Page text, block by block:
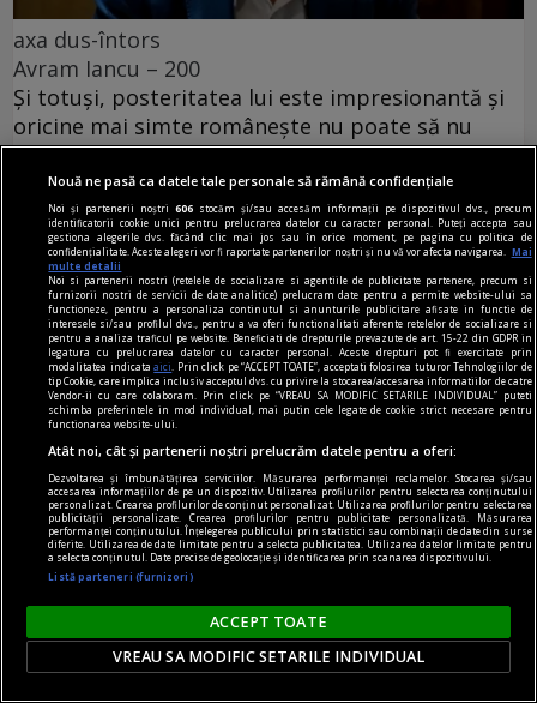
axa dus-întors
Avram Iancu – 200
Și totuși, posteritatea lui este impresionantă și
oricine mai simte românește nu poate să nu
simtă o înaltă emoție gîndindu-se la el.
Sever VOINESCU
accent pe istorie
Lech Walesa, din istorie și din prezent
Stocul pare limitat, istoria continuă.
Mihaela SIMINA
Nouă ne pasă ca datele tale personale să rămână confidențiale
Noi și partenerii noștri606 stocăm și/sau accesăm informații pe dispozitivul dvs., precum
identificatorii cookie unici pentru prelucrarea datelor cu caracter personal. Puteți accepta sau
gestiona alegerile dvs. făcând clic mai jos sau în orice moment, pe pagina cu politica de
confidențialitate. Aceste alegeri vor fi raportate partenerilor noștri și nu vă vor afecta navigarea.
Mai
multe detalii
Noi si partenerii nostri (retelele de socializare si agentiile de publicitate partenere, precum si
furnizorii nostri de servicii de date analitice) prelucram date pentru a permite website-ului sa
functioneze, pentru a personaliza continutul si anunturile publicitare afisate in functie de
interesele si/sau profilul dvs., pentru a va oferi functionalitati aferente retelelor de socializare si
pentru a analiza traficul pe website. Beneficiati de drepturile prevazute de art. 15-22 din GDPR in
legatura cu prelucrarea datelor cu caracter personal. Aceste drepturi pot fi exercitate prin
modalitatea indicataaici
. Prin click pe “ACCEPT TOATE”, acceptati folosirea tuturor Tehnologiilor de
tip Cookie, care implica inclusiv acceptul dvs. cu privire la stocarea/accesarea informatiilor de catre
Vendor-ii cu care colaboram. Prin click pe “VREAU SA MODIFIC SETARILE INDIVIDUAL” puteti
schimba preferintele in mod individual, mai putin cele legate de cookie strict necesare pentru
functionarea website-ului.
Atât noi, cât și partenerii noștri prelucrăm datele pentru a oferi:
Dezvoltarea și îmbunătățirea serviciilor. Măsurarea performanței reclamelor. Stocarea și/sau
accesarea informațiilor de pe un dispozitiv. Utilizarea profilurilor pentru selectarea conținutului
personalizat. Crearea profilurilor de conținut personalizat. Utilizarea profilurilor pentru selectarea
publicității personalizate. Crearea profilurilor pentru publicitate personalizată. Măsurarea
performanței conținutului. Înțelegerea publicului prin statistici sau combinații de date din surse
diferite. Utilizarea de date limitate pentru a selecta publicitatea. Utilizarea datelor limitate pentru
a selecta conținutul. Date precise de geolocație și identificarea prin scanarea dispozitivului.
Listă parteneri (furnizori)
ACCEPT TOATE
VREAU SA MODIFIC SETARILE INDIVIDUAL